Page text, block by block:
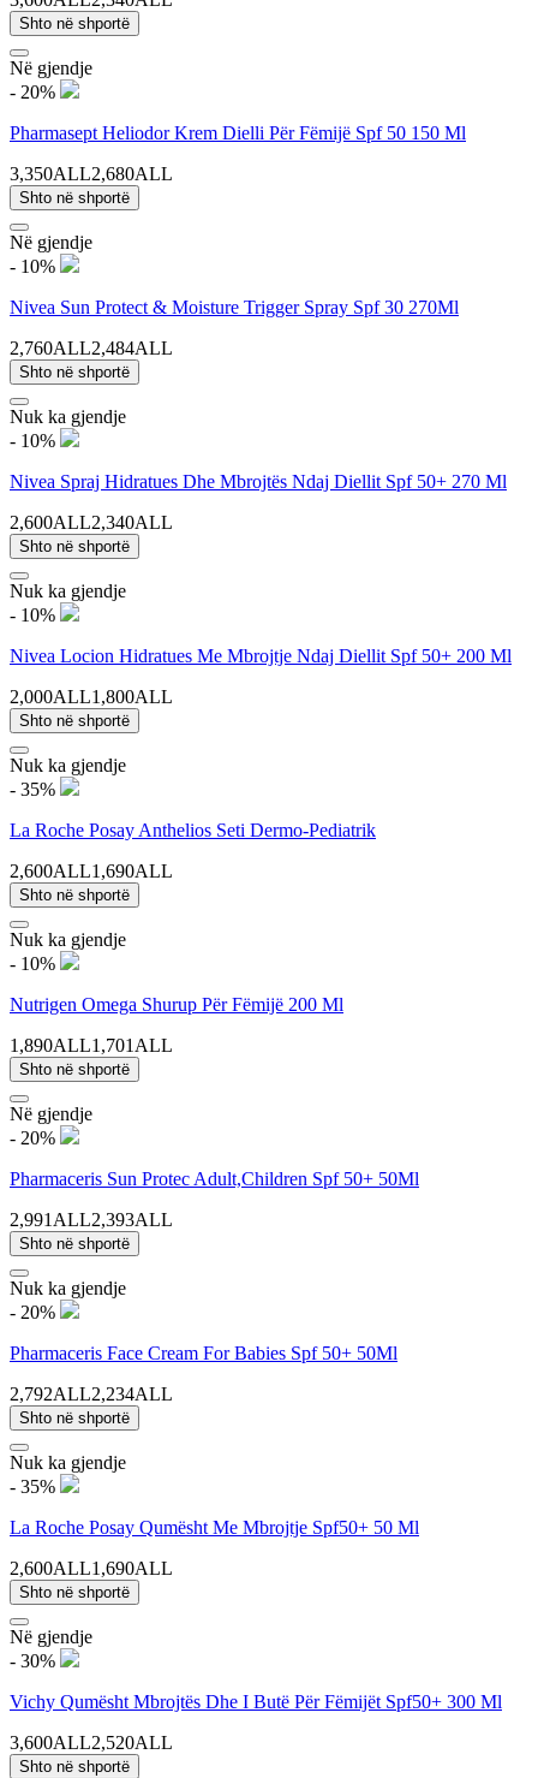
Shto në shportë
Në gjendje
- 20%
Pharmasept Heliodor Krem Dielli Për Fëmijë Spf 50 150 Ml
3,350ALL2,680ALL
Shto në shportë
Në gjendje
- 10%
Nivea Sun Protect & Moisture Trigger Spray Spf 30 270Ml
2,760ALL2,484ALL
Shto në shportë
Nuk ka gjendje
- 10%
Nivea Spraj Hidratues Dhe Mbrojtës Ndaj Diellit Spf 50+ 270 Ml
2,600ALL2,340ALL
Shto në shportë
Nuk ka gjendje
- 10%
Nivea Locion Hidratues Me Mbrojtje Ndaj Diellit Spf 50+ 200 Ml
2,000ALL1,800ALL
Shto në shportë
Nuk ka gjendje
- 35%
La Roche Posay Anthelios Seti Dermo-Pediatrik
2,600ALL1,690ALL
Shto në shportë
Nuk ka gjendje
- 10%
Nutrigen Omega Shurup Për Fëmijë 200 Ml
1,890ALL1,701ALL
Shto në shportë
Në gjendje
- 20%
Pharmaceris Sun Protec Adult,Children Spf 50+ 50Ml
2,991ALL2,393ALL
Shto në shportë
Nuk ka gjendje
- 20%
Pharmaceris Face Cream For Babies Spf 50+ 50Ml
2,792ALL2,234ALL
Shto në shportë
Nuk ka gjendje
- 35%
La Roche Posay Qumësht Me Mbrojtje Spf50+ 50 Ml
2,600ALL1,690ALL
Shto në shportë
Në gjendje
- 30%
Vichy Qumësht Mbrojtës Dhe I Butë Për Fëmijët Spf50+ 300 Ml
3,600ALL2,520ALL
Shto në shportë